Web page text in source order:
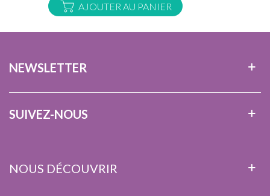
AJOUTER AU PANIER
NEWSLETTER
SUIVEZ-NOUS
NOUS DÉCOUVRIR